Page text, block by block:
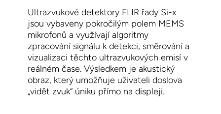
Ultrazvukové detektory FLIR řady Si-x
jsou vybaveny pokročilým polem MEMS
mikrofonů a využívajíalgoritmy
zpracování signálu k detekci, směrování a
vizualizaci těchto ultrazvukových emisí v
reálném čase. Výsledkem je akustický
obraz, který umožňuje uživateli doslova
„vidět zvuk“ úniku přímo na displeji.